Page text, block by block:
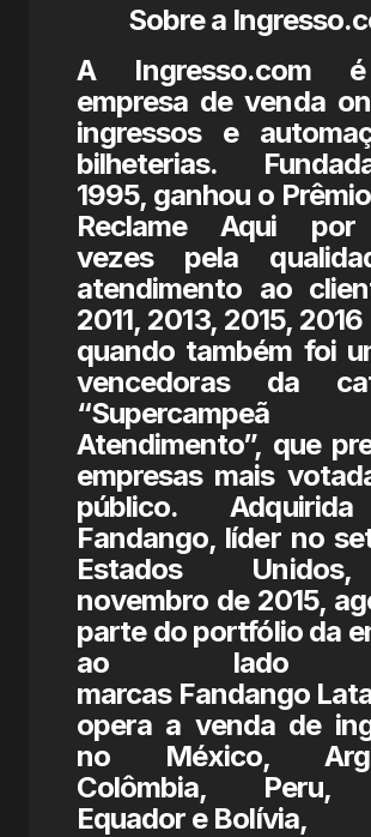
Sobre a
A Ingresso.com
empresa de venda
ingressos e
bilheterias.
1995, ganhou o
Reclame Aqui
vezes pela
atendimento ao
2011, 2013, 2015, 2016
quando também foi
vencedoras da
Atendimento”, que
empresas mais
público.
Fandango, líder no
Estados
novembro de 2015,
parte do portfólio da
ao lado
marcas Fandango
opera a venda de
no México,
Colômbia, Peru,
Equador e Bolívia,